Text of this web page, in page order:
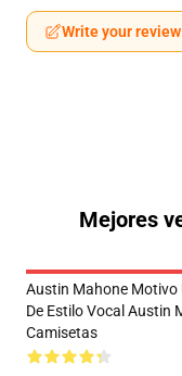
Write your review
Mejores
Austin Mahone Motivo
De Estilo Vocal Austin
Camisetas